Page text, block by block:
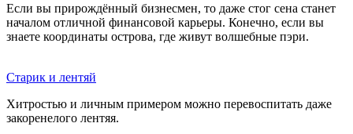
Если вы прирождённый бизнесмен, то даже стог сена станет
началом отличной финансовой карьеры. Конечно, если вы
знаете координаты острова, где живут волшебные пэри.
Старик и лентяй
Хитростью и личным примером можно перевоспитать даже
закоренелого лентяя.